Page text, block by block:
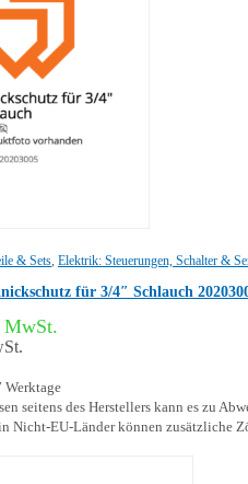
& Sets, Elektrik: Steuerungen, Schalter &
für 3/4″ Schlauch
Werktage
seitens des Herstellers kann es zu
Nicht-EU-Länder können zusätzliche